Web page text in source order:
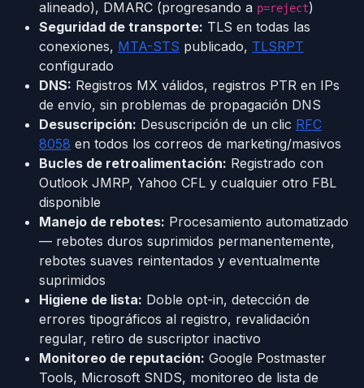
alineado), DMARC (progresando a p=reject)
Seguridad de transporte: TLS en todas las
conexiones, MTA-STS publicado, TLSRPT
configurado
DNS: Registros MX válidos, registros PTR en IPs
de envío, sin problemas de propagación DNS
Desuscripción: Desuscripción de un clic RFC
8058 en todos los correos de marketing/masivos
Bucles de retroalimentación: Registrado con
Outlook JMRP, Yahoo CFL y cualquier otro FBL
disponible
Manejo de rebotes: Procesamiento automatizado
— rebotes duros suprimidos permanentemente,
rebotes suaves reintentados y eventualmente
suprimidos
Higiene de lista: Doble opt-in, detección de
errores tipográficos al registro, revalidación
regular, retiro de suscriptor inactivo
Monitoreo de reputación: Google Postmaster
Tools, Microsoft SNDS, monitoreo de lista de